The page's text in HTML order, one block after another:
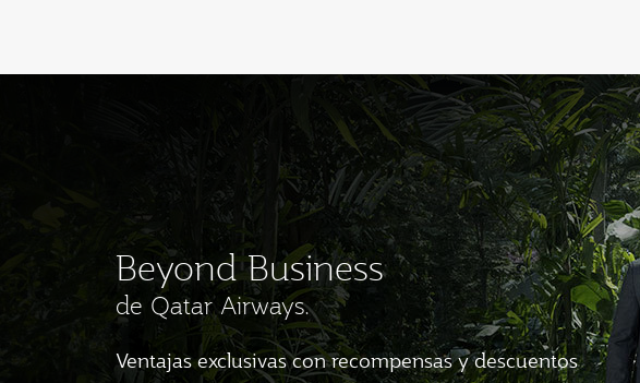
Beyond Business
de Qatar Airways.
Ventajas exclusivas con recompensas y descuentos